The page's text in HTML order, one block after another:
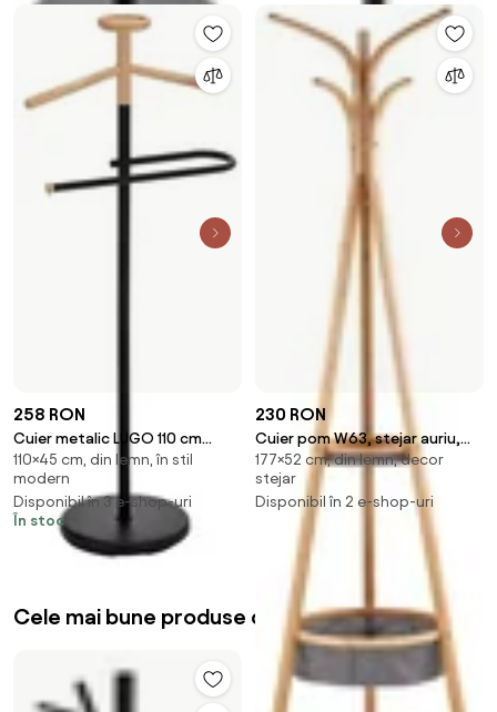
258 RON
Cuier metalic LUGO 110 cm
negru
110×45 cm, din lemn, în stil
modern
Disponibil în 3 e-shop-uri
În stoc
230 RON
Cuier pom W63, stejar auriu,
lemn, 52x177 cm
177×52 cm, din lemn, decor
stejar
Disponibil în 2 e-shop-uri
Cele mai bune produse de la rauman24.ro